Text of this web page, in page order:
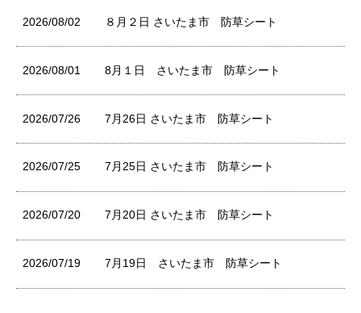
2026/08/02 ８月２日 さいたま市 防草シート
2026/08/01 8月１日 さいたま市 防草シート
2026/07/26 7月26日 さいたま市 防草シート
2026/07/25 7月25日 さいたま市 防草シート
2026/07/20 7月20日 さいたま市 防草シート
2026/07/19 7月19日 さいたま市 防草シート